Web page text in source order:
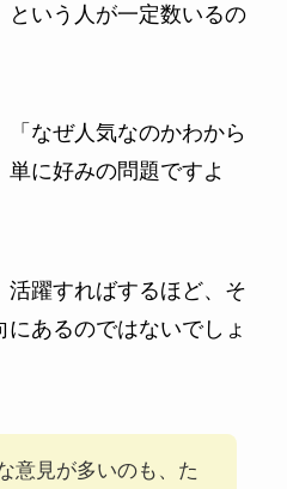
という人が一定数いるの
「なぜ人気なのかわから
に好みの問題ですよ
活躍すればするほど、そ
あるのではないでしょ
意見が多いのも、た